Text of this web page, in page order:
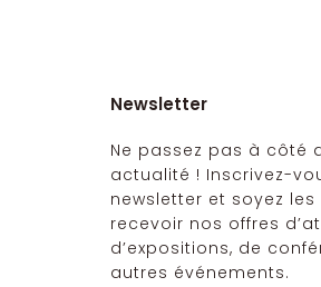
Newsletter
Ne passez pas à côté
actualité ! Inscrivez-
newsletter et soyez
recevoir nos offres
d’expositions, de
autres événements.